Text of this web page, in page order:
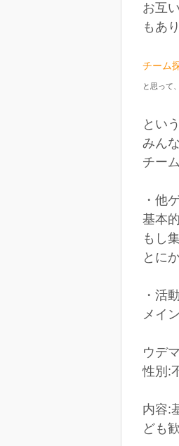
お互
もあ
チーム
と思って
とい
みん
チー
・他
基本
もし
とに
・活
メイ
ウデ
性別:
内容:
ども